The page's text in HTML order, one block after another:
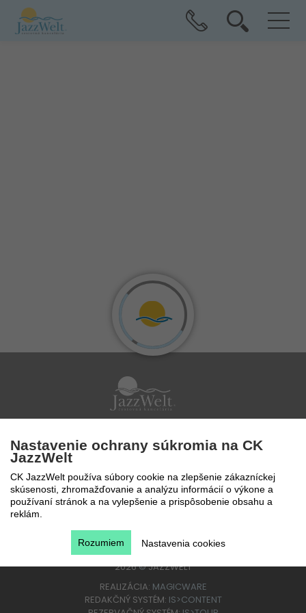
Po - Pi 9 - 17 hod
0850 777 888
2026©JAZZWELT
REALIZÁCIA: MAGICWARE
REDAKČNÝ SYSTÉM: IS>CONTENT
Nastavenie ochrany súkromia na CK
JazzWelt
CK JazzWelt používa súbory cookie na zlepšenie zákazníckej
skúsenosti, zhromažďovanie a analýzu informácií o výkone a
používaní stránok a na vylepšenie a prispôsobenie obsahu a
reklám.
Nastavenia cookies
Rozumiem